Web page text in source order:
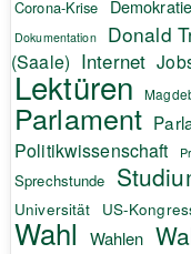
Corona-Krise Demokratie
Dokumentation Donald
(Saale) Internet
Lektüren
Parlament
Politikwissenschaft
Sprechstunde
Universität US-
Wahl Wahlen